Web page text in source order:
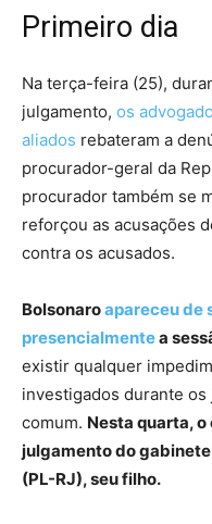
Primeiro dia
Na terça-feira (25),
julgamento, os
aliados rebateram a
procurador-geral da
procurador também se
reforçou as acusações
contra os acusados.
Bolsonaroapareceu de
presencialmentea
existir qualquer
investigados durante
comum. Nesta quarta,
julgamento do
(PL-RJ), seu filho.